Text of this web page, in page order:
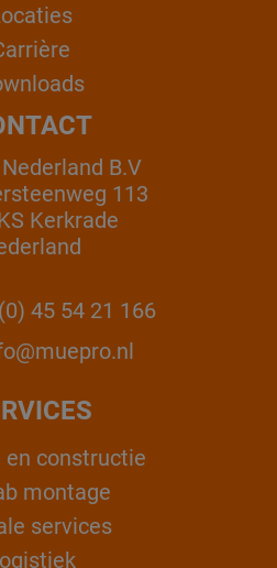
B.V
113
Kerkrade
45 54 21 166
en constructie
montage
services